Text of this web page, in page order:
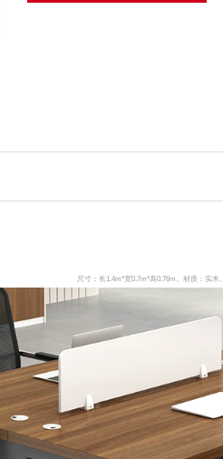
尺寸：长1.4m*宽0.7m*高0.76m。材质：实木。